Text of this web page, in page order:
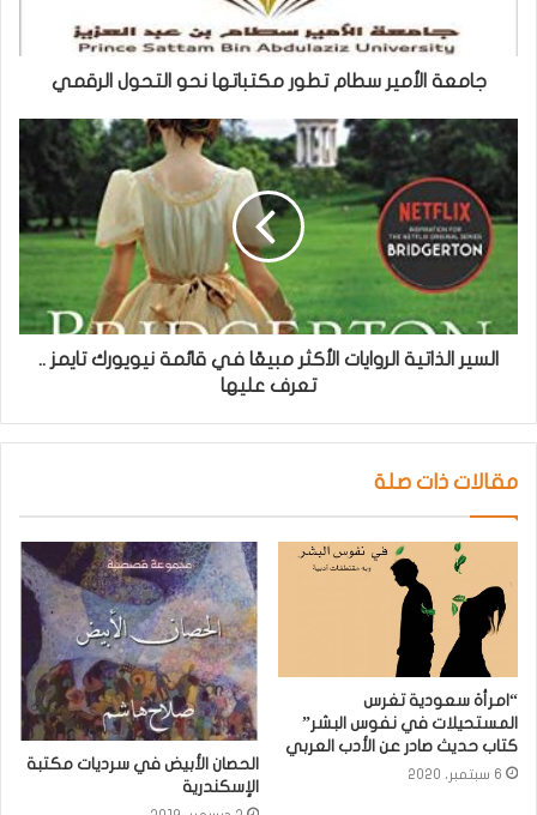
جامعة الأمير سطام تطور مكتباتها نحو التحول الرقمي
السير الذاتية الروايات الأكثر مبيعًا في قائمة نيويورك تايمز ..
تعرف عليها
مقالات ذات صلة
“امرأة سعودية تغرس
المستحيلات في نفوس البشر”
كتاب حديث صادر عن الأدب العربي
6 سبتمبر، 2020
الحصان الأبيض في سرديات مكتبة
الإسكندرية